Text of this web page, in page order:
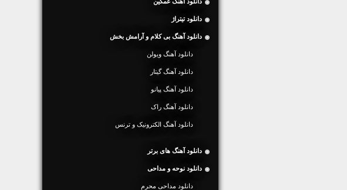
دانلود تیتراژ
دانلود آهنگ بی کلام و آرامش بخش
دانلود آهنگ ویولن
دانلود آهنگ گیتار
دانلود آهنگ پیانو
دانلود آهنگ راک
دانلود آهنگ الکترونیک و ترنس
دانلود آهنگ های برتر
دانلود نوحه و مداحی
دانلود مداحی محرم